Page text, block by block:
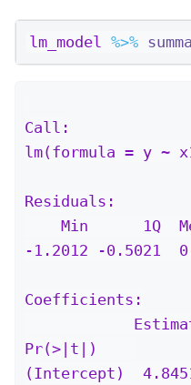
lm_model %>%
Call:
lm(formula = y ~
Residuals:
-1.2012 -0.5021
Coefficients:
Pr(>|t|)
(Intercept)